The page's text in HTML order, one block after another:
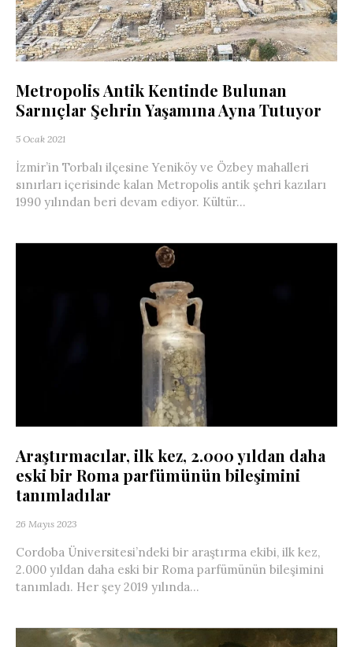
Metropolis Antik Kentinde Bulunan
Sarnıçlar Şehrin Yaşamına Ayna Tutuyor
5 Ocak 2021
İzmir’in Torbalı ilçesine Yeniköy ve Özbey mahalleri
sınırları içerisinde kalan Metropolis antik şehri kazıları
1990 yılından beri devam ediyor. Kültür...
Araştırmacılar, ilk kez, 2.000 yıldan daha
eski bir Roma parfümünün bileşimini
tanımladılar
26 Mayıs 2023
Cordoba Üniversitesi’ndeki bir araştırma ekibi, ilk kez,
2.000 yıldan daha eski bir Roma parfümünün bileşimini
tanımladı. Her şey 2019 yılında...